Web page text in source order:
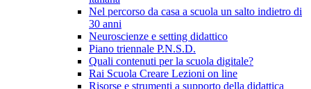
Nel percorso da casa a scuola un salto indietro di
30 anni
Neuroscienze e setting didattico
Piano triennale P.N.S.D.
Quali contenuti per la scuola digitale?
Rai Scuola Creare Lezioni on line
Risorse e strumenti a supporto della didattica